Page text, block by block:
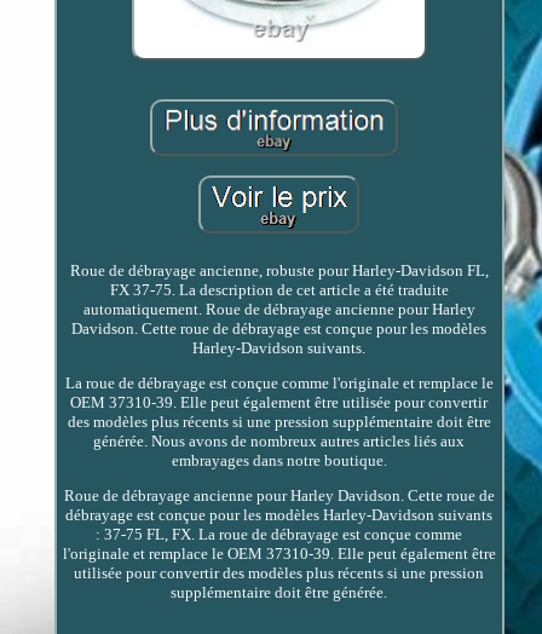
Roue de débrayage ancienne, robuste pour Harley-Davidson FL,
FX 37-75. La description de cet article a été traduite
automatiquement. Roue de débrayage ancienne pour Harley
Davidson. Cette roue de débrayage est conçue pour les modèles
Harley-Davidson suivants.
La roue de débrayage est conçue comme l'originale et remplace le
OEM 37310-39. Elle peut également être utilisée pour convertir
des modèles plus récents si une pression supplémentaire doit être
générée. Nous avons de nombreux autres articles liés aux
embrayages dans notre boutique.
Roue de débrayage ancienne pour Harley Davidson. Cette roue de
débrayage est conçue pour les modèles Harley-Davidson suivants
: 37-75 FL, FX. La roue de débrayage est conçue comme
l'originale et remplace le OEM 37310-39. Elle peut également être
utilisée pour convertir des modèles plus récents si une pression
supplémentaire doit être générée.